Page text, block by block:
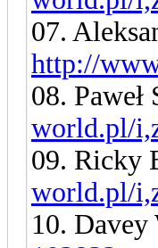
07.
http://
08.
world.pl/
09. Ricky
world.pl/
10.